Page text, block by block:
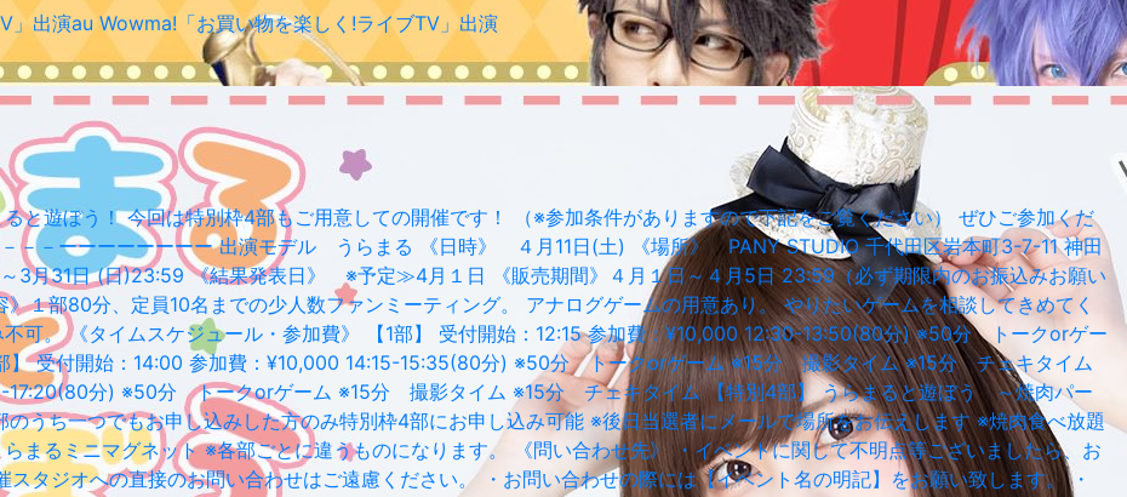
」出演au Wowma!「お買い物を楽しく!ライブTV」出演
と遊ぼう！ 今回は特別枠4部もご用意しての開催です！ （※参加条件がありますので下記をご覧ください） ぜひご参加くだ
－－ーーーーーーーー 出演モデル うらまる 《日時》 ４月11日(土) 《場所》 PANY STUDIO 千代田区岩本町3-7-11 神田
3月31日 (日)23:59 《結果発表日》 ※予定≫4月１日 《販売期間》４月１日～４月5日 23:59（必ず期限内のお振込みお願い
１部80分、定員10名までの少人数ファンミーティング。 アナログゲームの用意あり。 やりたいゲームを相談してきめてく
可。 《タイムスケジュール・参加費》 【1部】 受付開始：12:15 参加費：¥10,000 12:30-13:50(80分) ※50分 トークorゲー
受付開始：14:00 参加費：¥10,000 14:15-15:35(80分) ※50分 トークorゲーム ※15分 撮影タイム ※15分 チェキタイム
17:20(80分) ※50分 トークorゲーム ※15分 撮影タイム ※15分 チェキタイム 【特別4部】 うらまると遊ぼう ～焼肉パー
うち一つでもお申し込みした方のみ特別枠4部にお申し込み可能 ※後日当選者にメールで場所をお伝えします ※焼肉食べ放題
まるミニマグネット ※各部ごとに違うものになります。 《問い合わせ先》 ・イベントに関して不明点等ございましたら、お
タジオへの直接のお問い合わせはご遠慮ください。 ・お問い合わせの際には【イベント名の明記】をお願い致します。 ・